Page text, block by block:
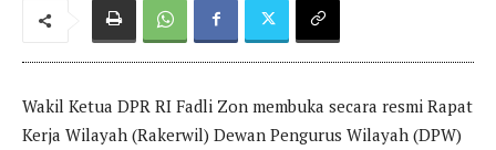
Wakil Ketua DPR RI Fadli Zon membuka secara resmi Rapat
Kerja Wilayah (Rakerwil) Dewan Pengurus Wilayah (DPW)